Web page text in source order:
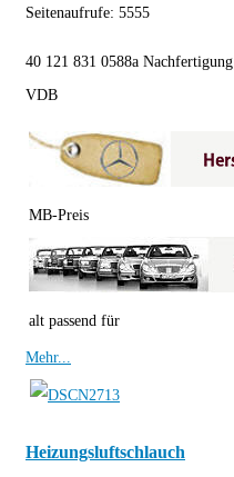
Seitenaufrufe: 5555
40 121 831 0588a Nachfertigung
VDB
MB-Preis
alt passend für
Mehr...
Heizungsluftschlauch